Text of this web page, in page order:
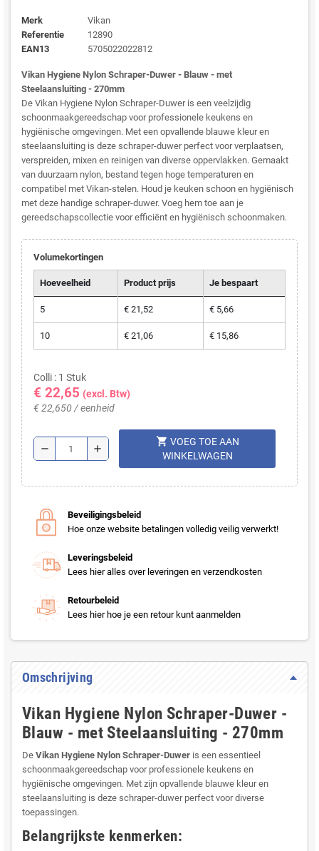
Merk
Vikan
Referentie
12890
EAN13
5705022022812
Vikan Hygiene Nylon Schraper-Duwer - Blauw - met
Steelaansluiting - 270mm
De Vikan Hygiene Nylon Schraper-Duwer is een veelzijdig
schoonmaakgereedschap voor professionele keukens en
hygiënische omgevingen. Met een opvallende blauwe kleur en
steelaansluiting is deze schraper-duwer perfect voor verplaatsen,
verspreiden, mixen en reinigen van diverse oppervlakken. Gemaakt
van duurzaam nylon, bestand tegen hoge temperaturen en
compatibel met Vikan-stelen. Houd je keuken schoon en hygiënisch
met deze handige schraper-duwer. Voeg hem toe aan je
gereedschapscollectie voor efficiënt en hygiënisch schoonmaken.
Volumekortingen
Hoeveelheid Product prijs Je bespaart
5 € 21,52 € 5,66
10 € 21,06 € 15,86
Colli : 1 Stuk
€ 22,65 (excl. Btw)
€ 22,650 / eenheid
remove add
shopping_cart VOEG TOE AAN
WINKELWAGEN
Beveiligingsbeleid
Hoe onze website betalingen volledig veilig verwerkt!
Leveringsbeleid
Lees hier alles over leveringen en verzendkosten
Retourbeleid
Lees hier hoe je een retour kunt aanmelden
Omschrijving
Vikan Hygiene Nylon Schraper-Duwer -
Blauw - met Steelaansluiting - 270mm
De Vikan Hygiene Nylon Schraper-Duwer is een essentieel
schoonmaakgereedschap voor professionele keukens en
hygiënische omgevingen. Met zijn opvallende blauwe kleur en
steelaansluiting is deze schraper-duwer perfect voor diverse
toepassingen.
Belangrijkste kenmerken: